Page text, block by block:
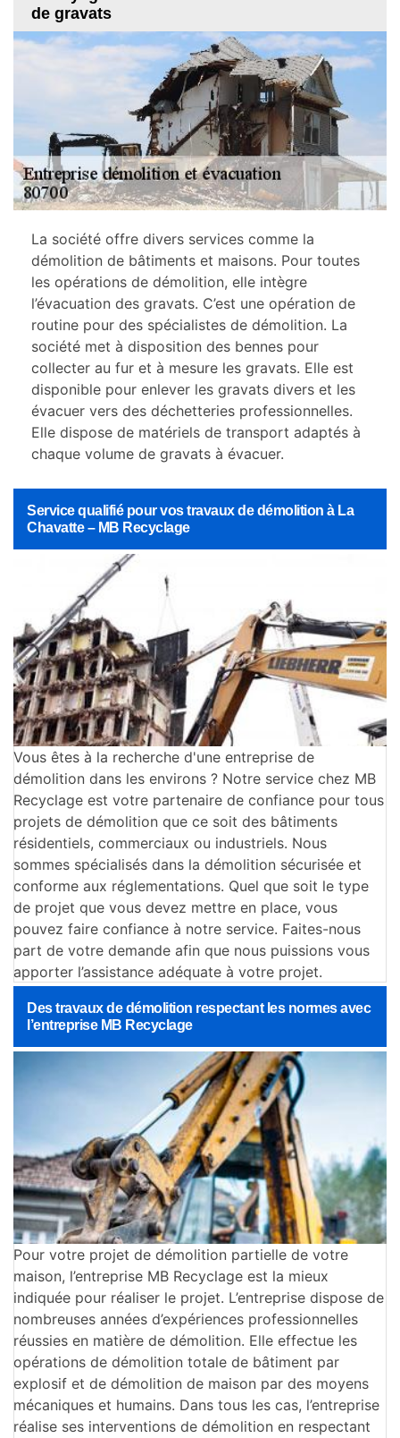
Service qualifié pour vos travaux de démolition à La
Chavatte – MB Recyclage
Vous êtes à la recherche d'une entreprise de
démolition dans les environs ? Notre service chez MB
Recyclage est votre partenaire de confiance pour tous
projets de démolition que ce soit des bâtiments
résidentiels, commerciaux ou industriels. Nous
sommes spécialisés dans la démolition sécurisée et
conforme aux réglementations. Quel que soit le type
de projet que vous devez mettre en place, vous
pouvez faire confiance à notre service. Faites-nous
part de votre demande afin que nous puissions vous
apporter l’assistance adéquate à votre projet.
Des travaux de démolition respectant les normes avec
l’entreprise MB Recyclage
Pour votre projet de démolition partielle de votre
maison, l’entreprise MB Recyclage est la mieux
indiquée pour réaliser le projet. L’entreprise dispose de
nombreuses années d’expériences professionnelles
réussies en matière de démolition. Elle effectue les
opérations de démolition totale de bâtiment par
explosif et de démolition de maison par des moyens
mécaniques et humains. Dans tous les cas, l’entreprise
réalise ses interventions de démolition en respectant
de gravats
La société offre divers services comme la
démolition de bâtiments et maisons. Pour toutes
les opérations de démolition, elle intègre
l’évacuation des gravats. C’est une opération de
routine pour des spécialistes de démolition. La
société met à disposition des bennes pour
collecter au fur et à mesure les gravats. Elle est
disponible pour enlever les gravats divers et les
évacuer vers des déchetteries professionnelles.
Elle dispose de matériels de transport adaptés à
chaque volume de gravats à évacuer.